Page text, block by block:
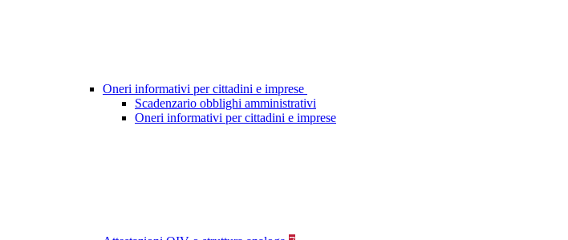
Oneri informativi per cittadini e imprese
Scadenzario obblighi amministrativi
Oneri informativi per cittadini e imprese